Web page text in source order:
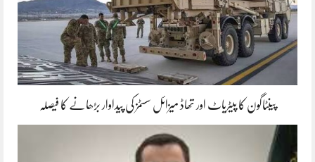
پینٹاگون کا پیٹریاٹ اور تھاڈ میزائل سسٹمز کی پیداوار بڑھانے کا فیصلہ